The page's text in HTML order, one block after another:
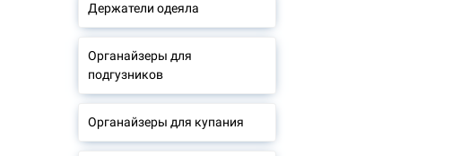
Держатели одеяла
Органайзеры для
подгузников
Органайзеры для купания